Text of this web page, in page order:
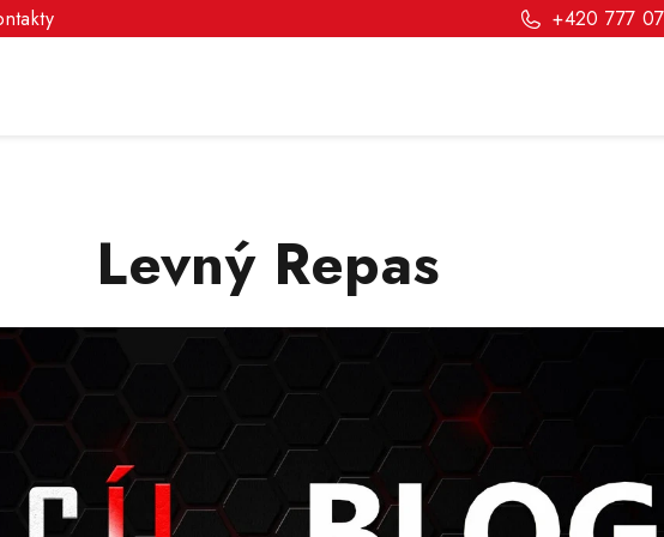
+420 777
Levný Repas